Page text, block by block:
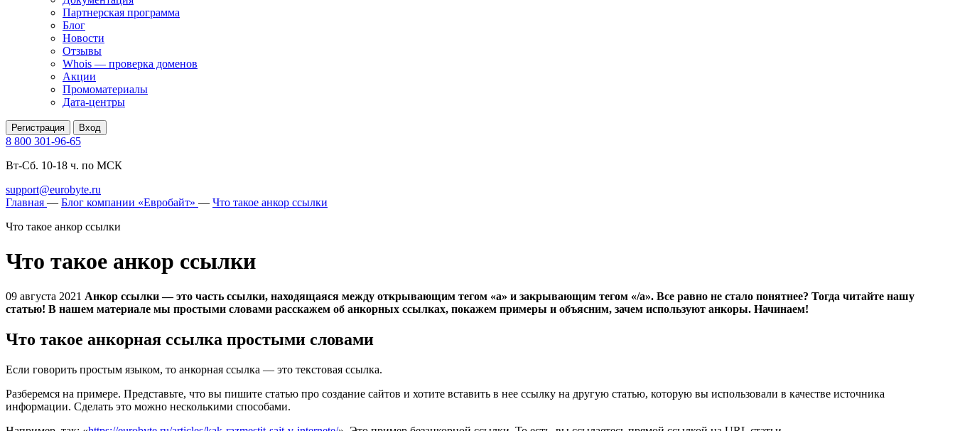
Партнерская программа
Блог
Новости
Отзывы
Whois — проверка доменов
Акции
Промоматериалы
Дата-центры
Регистрация Вход
8 800 301-96-65
Вт-Сб. 10-18 ч. по МСК
support@eurobyte.ru
Главная — Блог компании «Евробайт» — Что такое анкор ссылки
Что такое анкор ссылки
Что такое анкор ссылки
09 августа 2021 Анкор ссылки — это часть ссылки, находящаяся между открывающим тегом «a»‎ и закрывающим тегом «/a». Все равно не стало понятнее? Тогда читайте нашу
статью! В нашем материале мы простыми словами расскажем об анкорных ссылках, покажем примеры и объясним, зачем используют анкоры. Начинаем!
Что такое анкорная ссылка простыми словами
Если говорить простым языком, то анкорная ссылка — это текстовая ссылка.
Разберемся на примере. Представьте, что вы пишите статью про создание сайтов и хотите вставить в нее ссылку на другую статью, которую вы использовали в качестве источника
информации. Сделать это можно несколькими способами.